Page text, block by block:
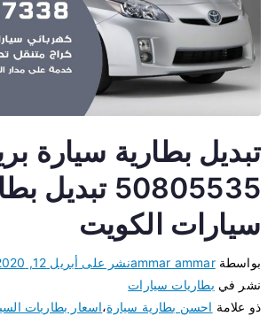
تبديل بطارية سيارة
50805535
سيارات الكويت
بواسطةammar ammarنشر على أبريل 12, 2020
نشر في بطاريات سيارات
ذو علامة احسن بطارية سيارة،اسعار بطاريات